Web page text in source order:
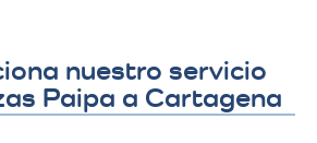
nuestro servicio
Paipa a Cartagena